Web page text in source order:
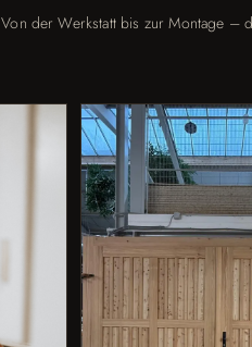
Von der Werkstatt bis zur Montage –